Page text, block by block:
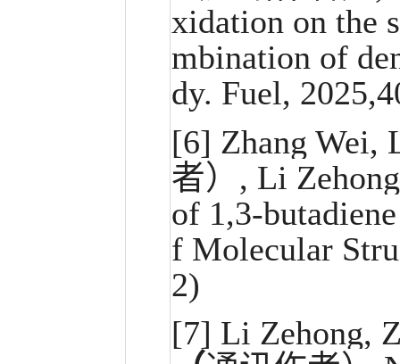
xidation on the
mbination of
dy. Fuel,
[6] Zhang
者）, Li
of 1,3-
f Molecular
2)
[7] Li Zehong,